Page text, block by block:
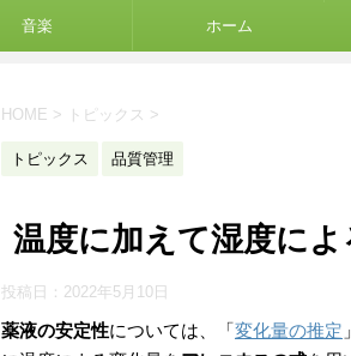
音楽 ホーム
HOME > トピックス >
トピックス 品質管理
温度に加えて湿度によ
投稿日： 2022年5月10日
薬液の安定性については、「変化量の推定